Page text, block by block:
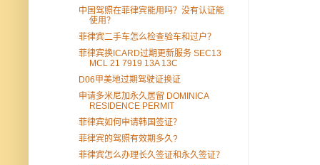
中国驾照在菲律宾能用吗？没有认证能
使用？
菲律宾二手车怎么检查验车和过户？
菲律宾换ICARD过期更新服务 SEC13
MCL 21 7919 13A 13C
D06甲美地过期驾驶证换证
申请多米尼加永久居留 DOMINICA
RESIDENCE PERMIT
菲律宾如何申请韩国签证？
菲律宾的驾照有效期多久?
菲律宾怎么办理长久签证和永久签证？